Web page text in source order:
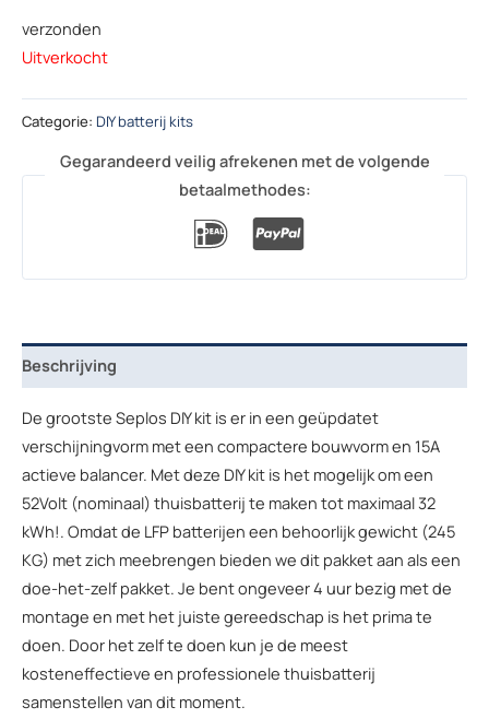
verzonden
Uitverkocht
Categorie: DIY batterij kits
Gegarandeerd veilig afrekenen met de volgende
betaalmethodes:
Beschrijving
De grootste Seplos DIY kit is er in een geüpdatet
verschijningvorm met een compactere bouwvorm en 15A
actieve balancer. Met deze DIY kit is het mogelijk om een
52Volt (nominaal) thuisbatterij te maken tot maximaal 32
kWh!. Omdat de LFP batterijen een behoorlijk gewicht (245
KG) met zich meebrengen bieden we dit pakket aan als een
doe-het-zelf pakket. Je bent ongeveer 4 uur bezig met de
montage en met het juiste gereedschap is het prima te
doen. Door het zelf te doen kun je de meest
kosteneffectieve en professionele thuisbatterij
samenstellen van dit moment.